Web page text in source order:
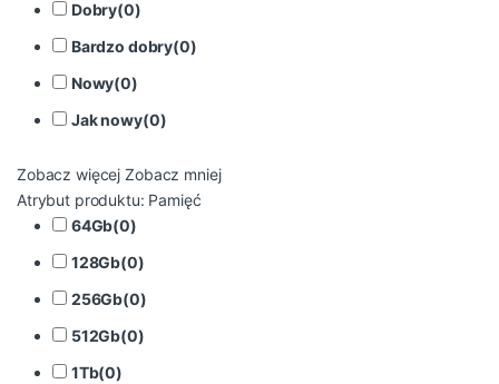
Dobry(0)
Bardzo dobry(0)
Nowy(0)
Jak nowy(0)
Zobacz więcej Zobacz mniej
Atrybut produktu: Pamięć
64Gb(0)
128Gb(0)
256Gb(0)
512Gb(0)
1Tb(0)